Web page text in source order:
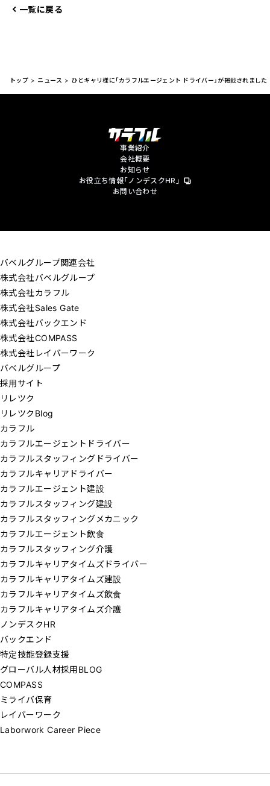
一覧に戻る
トップ > ニュース > ひとキャリ様に「カラフルエージェント ドライバー」が掲載されました
事業紹介
会社概要
お知らせ
お役立ち情報「ノンデスクHR」
お問い合わせ
バベルグループ関連会社
株式会社バベルグループ
株式会社カラフル
株式会社Sales Gate
株式会社バックエンド
株式会社COMPASS
株式会社レイバーワーク
バベルグループ
採用サイト
リレツク
リレツクBlog
カラフル
カラフルエージェントドライバー
カラフルスタッフィングドライバー
カラフルキャリアドライバー
カラフルエージェント建設
カラフルスタッフィング建設
カラフルスタッフィングメカニック
カラフルエージェント飲食
カラフルスタッフィング介護
カラフルキャリアタイムズドライバー
カラフルキャリアタイムズ建設
カラフルキャリアタイムズ飲食
カラフルキャリアタイムズ介護
ノンデスクHR
バックエンド
特定技能登録支援
グローバル人材採用BLOG
COMPASS
ミライバ保育
レイバーワーク
Laborwork Career Piece